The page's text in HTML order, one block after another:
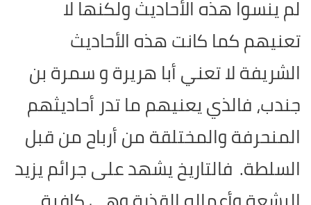
لم ينسوا هذه الأحاديث ولكنها لا
تعنيهم كما كانت هذه الأحاديث
الشريفة لا تعني أبا هريرة و سمرة بن
جندب، فالذي يعنيهم ما تدر أحاديثهم
المنحرفة والمختلقة من أرباح من قبل
السلطة. فالتاريخ يشهد على جرائم يزيد